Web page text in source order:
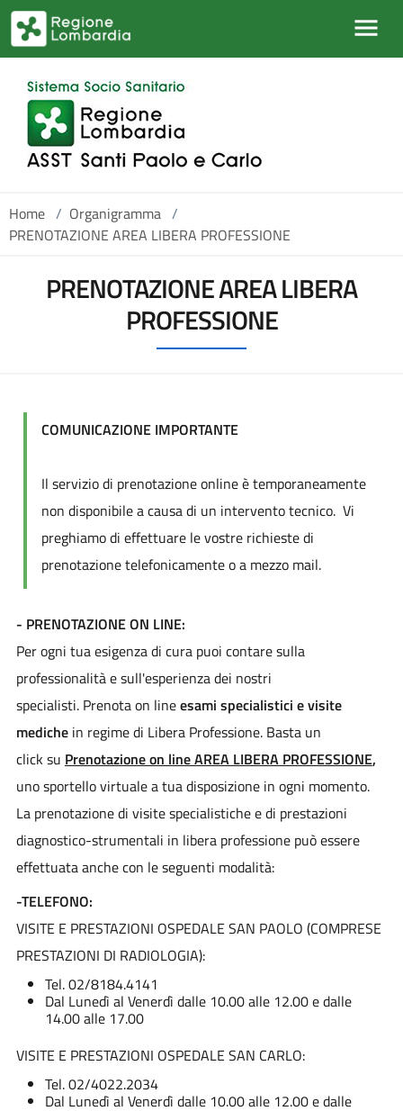
Salta al contenuto principale
Home / Organigramma /
PRENOTAZIONE AREA LIBERA PROFESSIONE
PRENOTAZIONE AREA LIBERA
PROFESSIONE
COMUNICAZIONE IMPORTANTE
Il servizio di prenotazione online è temporaneamente
non disponibile a causa di un intervento tecnico. Vi
preghiamo di effettuare le vostre richieste di
prenotazione telefonicamente o a mezzo mail.
- PRENOTAZIONE ON LINE:
Per ogni tua esigenza di cura puoi contare sulla
professionalità e sull'esperienza dei nostri
specialisti. Prenota on lineesami specialistici e visite
medichein regime di Libera Professione. Basta un
click su Prenotazione on line AREA LIBERA PROFESSIONE,
uno sportello virtuale a tua disposizione in ogni momento.
La prenotazione di visite specialistiche e di prestazioni
diagnostico-strumentali in libera professione può essere
effettuata anche con le seguenti modalità:
-TELEFONO:
VISITE E PRESTAZIONI OSPEDALE SAN PAOLO (COMPRESE
PRESTAZIONI DI RADIOLOGIA):
Tel. 02/8184.4141
Dal Lunedì al Venerdì dalle 10.00 alle 12.00 e dalle
14.00 alle 17.00
VISITE E PRESTAZIONI OSPEDALE SAN CARLO:
Tel. 02/4022.2034
Dal Lunedì al Venerdì dalle 10.00 alle 12.00 e dalle